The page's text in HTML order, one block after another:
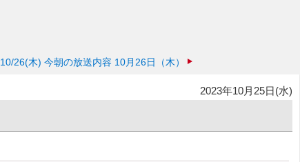
10/26(木) 今朝の放送内容 10月26日（木）
2023年10月25日(水)